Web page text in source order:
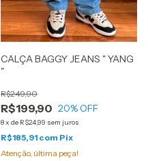
CALÇA BAGGY JEANS " YANG
"
R$199,90
R$249,90
20% OFF
8x de R$24,99 sem juros
R$185,91 com Pix
Atenção, última peça!